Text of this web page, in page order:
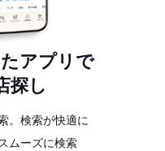
アプリで
探し
。検索が快適に
ムーズに検索